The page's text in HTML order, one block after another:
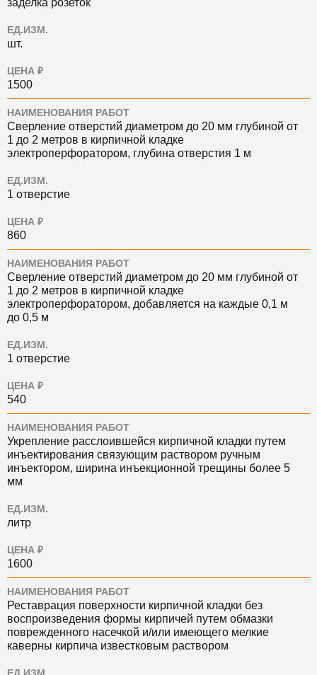
заделка розеток
ЕД.ИЗМ.
шт.
ЦЕНА ₽
1500
НАИМЕНОВАНИЯ РАБОТ
Сверление отверстий диаметром до 20 мм глубиной от
1 до 2 метров в кирпичной кладке
электроперфоратором, глубина отверстия 1 м
ЕД.ИЗМ.
1 отверстие
ЦЕНА ₽
860
НАИМЕНОВАНИЯ РАБОТ
Сверление отверстий диаметром до 20 мм глубиной от
1 до 2 метров в кирпичной кладке
электроперфоратором, добавляется на каждые 0,1 м
до 0,5 м
ЕД.ИЗМ.
1 отверстие
ЦЕНА ₽
540
НАИМЕНОВАНИЯ РАБОТ
Укрепление расслоившейся кирпичной кладки путем
инъектирования связующим раствором ручным
инъектором, ширина инъекционной трещины более 5
мм
ЕД.ИЗМ.
литр
ЦЕНА ₽
1600
НАИМЕНОВАНИЯ РАБОТ
Реставрация поверхности кирпичной кладки без
воспроизведения формы кирпичей путем обмазки
поврежденного насечкой и/или имеющего мелкие
каверны кирпича известковым раствором